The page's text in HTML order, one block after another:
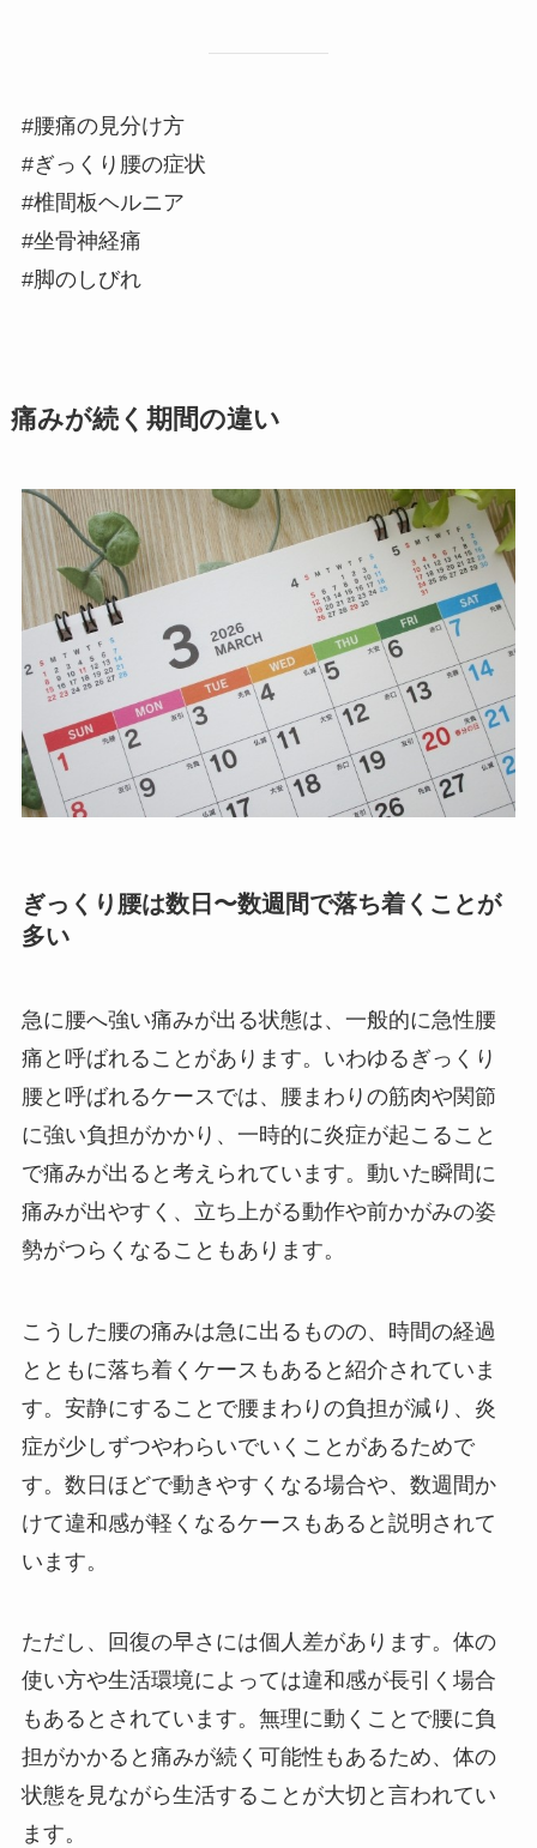
#腰痛の見分け方
#ぎっくり腰の症状
#椎間板ヘルニア
#坐骨神経痛
#脚のしびれ
痛みが続く期間の違い
ぎっくり腰は数日〜数週間で落ち着くことが
多い
急に腰へ強い痛みが出る状態は、一般的に急性腰
痛と呼ばれることがあります。いわゆるぎっくり
腰と呼ばれるケースでは、腰まわりの筋肉や関節
に強い負担がかかり、一時的に炎症が起こること
で痛みが出ると考えられています。動いた瞬間に
痛みが出やすく、立ち上がる動作や前かがみの姿
勢がつらくなることもあります。
こうした腰の痛みは急に出るものの、時間の経過
とともに落ち着くケースもあると紹介されていま
す。安静にすることで腰まわりの負担が減り、炎
症が少しずつやわらいでいくことがあるためで
す。数日ほどで動きやすくなる場合や、数週間か
けて違和感が軽くなるケースもあると説明されて
います。
ただし、回復の早さには個人差があります。体の
使い方や生活環境によっては違和感が長引く場合
もあるとされています。無理に動くことで腰に負
担がかかると痛みが続く可能性もあるため、体の
状態を見ながら生活することが大切と言われてい
ます。